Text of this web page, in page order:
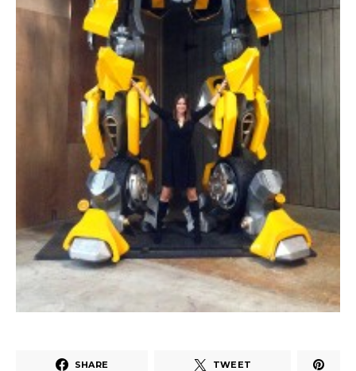
SHARE TWEET